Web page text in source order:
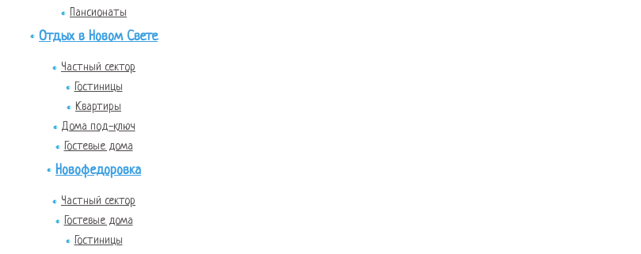
Пансионаты
Отдых в Новом Свете
Частный сектор
Гостиницы
Квартиры
Дома под-ключ
Гостевые дома
Новофедоровка
Частный сектор
Гостевые дома
Гостиницы